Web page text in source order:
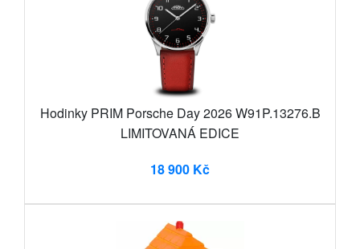
Hodinky PRIM Porsche Day 2026 W91P.13276.B
LIMITOVANÁ EDICE
18 900 Kč